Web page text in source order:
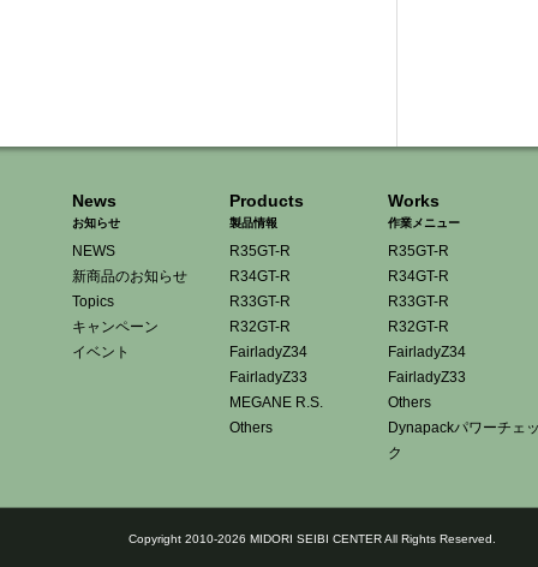
News
お知らせ
NEWS
新商品のお知らせ
Topics
キャンペーン
イベント
Products
製品情報
R35GT-R
R34GT-R
R33GT-R
R32GT-R
FairladyZ34
FairladyZ33
MEGANE R.S.
Others
Works
作業メニュー
R35GT-R
R34GT-R
R33GT-R
R32GT-R
FairladyZ34
FairladyZ33
Others
Dynapackパワーチェ
ク
Copyright 2010-2026 MIDORI SEIBI CENTER All Rights Reserved.